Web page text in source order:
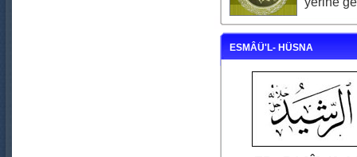
ESMÂÜ'L- HÜSNA